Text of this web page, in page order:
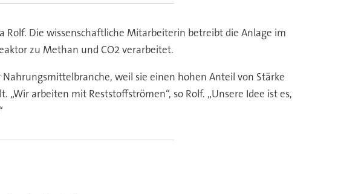
Rolf. Die wissenschaftliche Mitarbeiterin betreibt die Anlage im
zu Methan und CO2 verarbeitet.
Nahrungsmittelbranche, weil sie einen hohen Anteil von Stärke
arbeiten mit Reststoffströmen“, so Rolf. „Unsere Idee ist es,